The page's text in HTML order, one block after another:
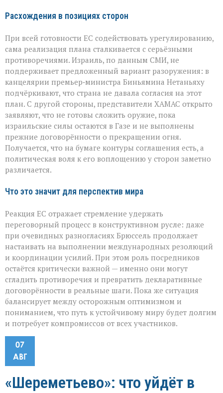
Расхождения в позициях сторон
При всей готовности ЕС содействовать урегулированию,
сама реализация плана сталкивается с серьёзными
противоречиями. Израиль, по данным СМИ, не
поддерживает предложенный вариант разоружения: в
канцелярии премьер‑министра Биньямина Нетаньяху
подчёркивают, что страна не давала согласия на этот
план. С другой стороны, представители ХАМАС открыто
заявляют, что не готовы сложить оружие, пока
израильские силы остаются в Газе и не выполнены
прежние договорённости о прекращении огня.
Получается, что на бумаге контуры соглашения есть, а
политическая воля к его воплощению у сторон заметно
различается.
Что это значит для перспектив мира
Реакция ЕС отражает стремление удержать
переговорный процесс в конструктивном русле: даже
при очевидных разногласиях Брюссель продолжает
настаивать на выполнении международных резолюций
и координации усилий. При этом роль посредников
остаётся критически важной — именно они могут
сгладить противоречия и превратить декларативные
договорённости в реальные шаги. Пока же ситуация
балансирует между осторожным оптимизмом и
пониманием, что путь к устойчивому миру будет долгим
и потребует компромиссов от всех участников.
07
АВГ
«Шереметьево»: что уйдёт в